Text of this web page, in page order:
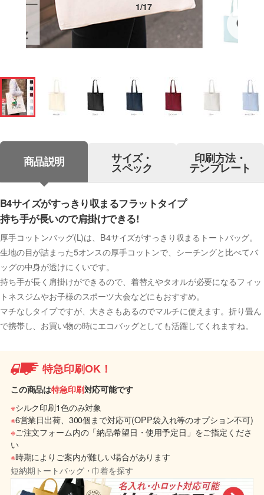
1/17
商品説明 サイズ・
スペック
印刷方法・
テンプレート
B4サイズがすっきり収まるフラットタイプ
持ち手が長いので肩掛けできる!
厚手コットンバッグ(L)は、B4サイズがすっきり収まるトートバッグ。
生地の目が詰まった5オンスの厚手コットンで、シーチングと比べてバ
ッグの中身が透けにくいです。
持ち手が長く肩掛けができるので、着替えやタオルが必要になるフィッ
トネスジムやお子様のスポーツ大会などにもおすすめ。
マチなしタイプですが、大きさもあるのでマルチに使えます。折り畳ん
で携帯し、お買い物の時にエコバッグとしても活躍してくれますね。
特急印刷OK！
この商品は特急印刷対応可能です
※シルク印刷1色のみ対象
※6営業日出荷、300個まで対応可(OPP袋入れ等のオプション不可)
※ご注文フォーム内の「納品希望日・使用予定日」をご指定くださ
い
※時期によりご案内が難しい場合があります
短納期トートバッグ・巾着を探す